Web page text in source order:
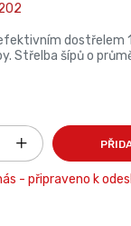
dostřelem
Střelba šípů o
- připraveno k